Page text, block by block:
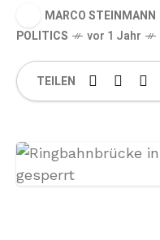
MARCO STEINMANN
POLITICS
vor 1 Jahr
TEILEN